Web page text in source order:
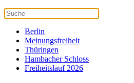
Berlin
Meinungsfreiheit
Thüringen
Hambacher Schloss
Freiheitslauf 2026